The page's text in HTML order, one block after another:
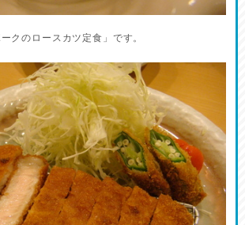
クのロースカツ定食」です。